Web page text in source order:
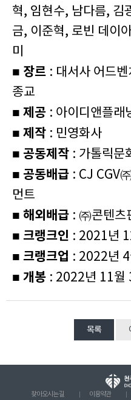
혁, 임현수, 남다름, 김
금, 이준혁, 로빈 데이
미
■ 장르 : 대서사 어드
종교
■ 제공 : 아이디앤플래
■ 제작 : 민영화사
■ 공동제작 : 가톨릭문
■ 공동배급 : CJ CGV
먼트
■ 해외배급 : ㈜콘텐츠
■ 크랭크인 : 2021년
■ 크랭크업 : 2022년
■ 개봉 : 2022년 11월
목록
찾아오시는 길 이용약관